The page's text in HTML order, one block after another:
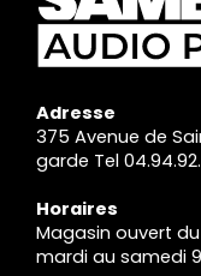
Adresse
375 Avenue de
garde Tel
Horaires
Magasin ouvert du
mardi au samedi